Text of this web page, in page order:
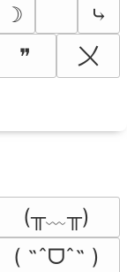
☽
⤷
❞ 〤
(╥﹏╥)
( ˶ˆᗜˆ˵ )